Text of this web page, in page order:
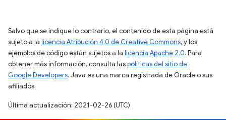
Salvo que se indique lo contrario, el contenido de esta página está
sujeto a la licencia Atribución 4.0 de Creative Commons, y los
ejemplos de código están sujetos a la licencia Apache 2.0. Para
obtener más información, consulta laspolíticas del sitio de
Google Developers. Java es una marca registrada de Oracle o sus
afiliados.
Última actualización: 2021-02-26 (UTC)